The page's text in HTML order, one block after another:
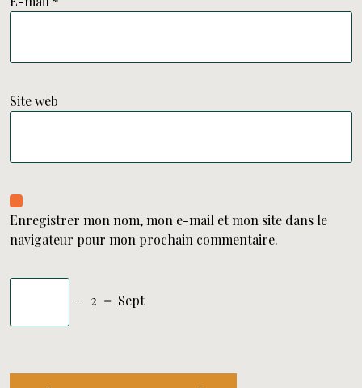
Site web
Enregistrer mon nom, mon e-mail et mon site dans le
navigateur pour mon prochain commentaire.
− 2 = Sept